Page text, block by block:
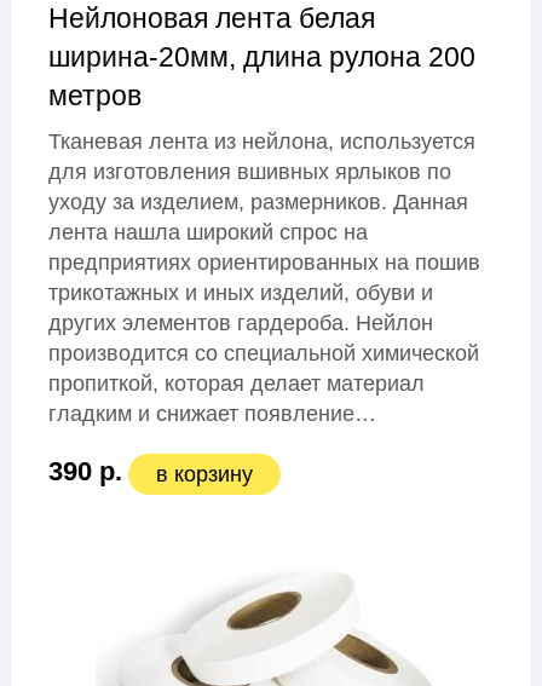
Нейлоновая лента белая
ширина-20мм, длина рулона 200
метров
Тканевая лента из нейлона, используется
для изготовления вшивных ярлыков по
уходу за изделием, размерников. Данная
лента нашла широкий спрос на
предприятиях ориентированных на пошив
трикотажных и иных изделий, обуви и
других элементов гардероба. Нейлон
производится со специальной химической
пропиткой, которая делает материал
гладким и снижает появление…
390 р. в корзину